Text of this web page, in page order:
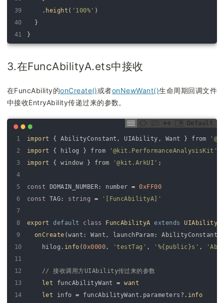
39
40
41
. height ( '100%' )
}
}
3.在FuncAbilityA.ets中接收
在FuncAbility的onCreate()或者onNewWant()生命周期回调文件
中接收EntryAbility传递过来的参数。
Default
1
2
3
4
5
6
7
8
9
10
11
12
13
14
import { AbilityConstant , UIAbility , Want } from
import
{ hilog } from '@kit.PerformanceAnalysisKit'
import
{ window } from '@kit.ArkUI' ;
const DOMAIN_NUMBER : number = 0xFF00
const
TAG : string = '[FuncAbilityA]'
export default class FuncAbilityA extends UIAbility
onCreate (want : Want , launchParam : AbilityConstant
hilog . info (0x0000, 'testTag' , '%{public}s' ,
// 接收调用方UIAbility传过来的参数
let funcAbilityWant =
want
let info = funcAbilityWant . parameters ? . info